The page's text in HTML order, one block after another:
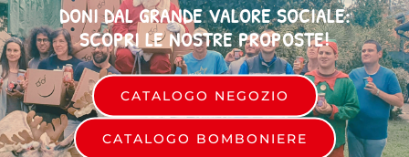
FATTORIA
PRODOTTI
CONTATTI
DONI DAL GRANDE VALORE SOCIALE:
SCOPRI LE NOSTRE PROPOSTE!
CATALOGO NEGOZIO
CATALOGO BOMBONIERE